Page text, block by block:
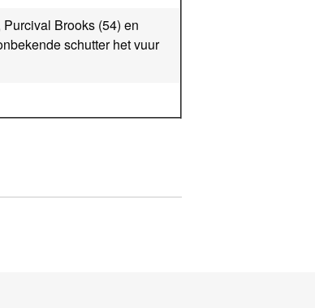
Brooks (54) en
schutter het vuur